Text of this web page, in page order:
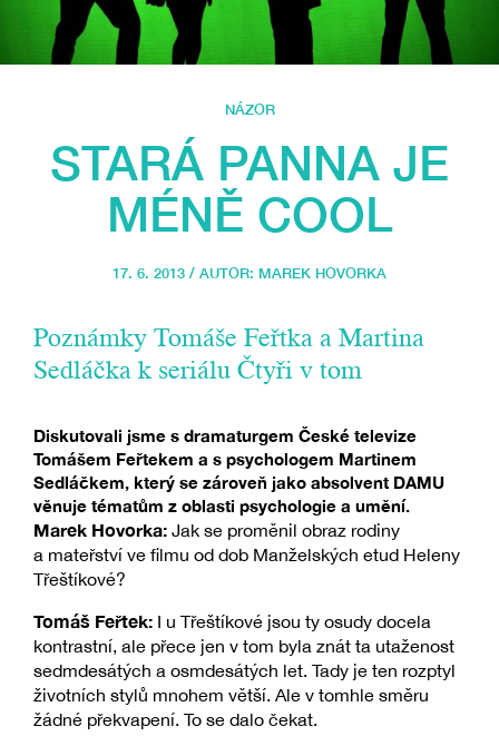
NÁZOR
STARÁ PANNA JE
MÉNĚ COOL
17. 6. 2013 / AUTOR: MAREK HOVORKA
Poznámky Tomáše Feřtka a Martina
Sedláčka k seriálu Čtyři v tom
Diskutovali jsme s dramaturgem České televize
Tomášem Feřtekem a s psychologem Martinem
Sedláčkem, který se zároveň jako absolvent DAMU
věnuje tématům z oblasti psychologie a umění.
Marek Hovorka: Jak se proměnil obraz rodiny
a mateřství ve filmu od dob Manželských etud Heleny
Třeštíkové?
Tomáš Feřtek: I u Třeštíkové jsou ty osudy docela
kontrastní, ale přece jen v tom byla znát ta utaženost
sedmdesátých a osmdesátých let. Tady je ten rozptyl
životních stylů mnohem větší. Ale v tomhle směru
žádné překvapení. To se dalo čekat.